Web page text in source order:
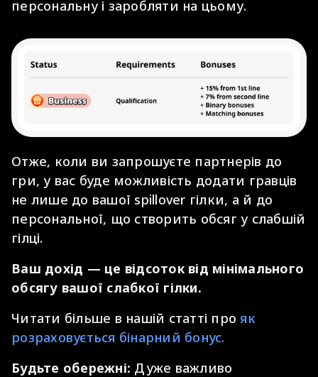
персональну і заробляти на цьому.
Отже, коли ви запрошуєте партнерів до
гри, у вас буде можливість додати гравців
не лише до вашої spillover гілки, а й до
персональної, що створить обсяг у слабшій
гілці.
Ваш дохід — це відсоток від мінімального
обсягу вашої слабкої гілки.
Читати більше в нашій статті про як
розраховується бінарний бонус.
Будьте обережні: Дуже важливо